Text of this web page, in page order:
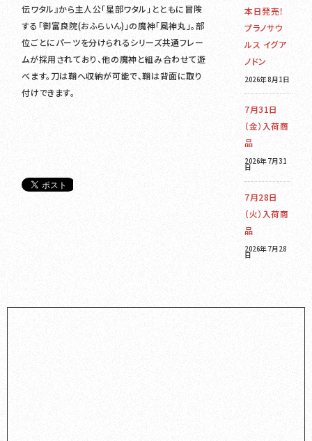
伝ワタル』から主人公「星部ワタル」とともに冒険
する「御富良院(おふらいん)」の魔神「風神丸」。部
位ごとにパーツを分けられるシリーズ共通フレー
ムが採用されており、他の魔神と組み合わせて遊
べます。刀は鞘へ収納が可能で、鞘は背面に取り
付けできます。
本日発売！
プラノサウ
ルス イグア
ノドン
2026年8月1日
7月31日
（金）入荷商
品
2026年7月31
日
7月28日
（火）入荷商
品
2026年7月28
日